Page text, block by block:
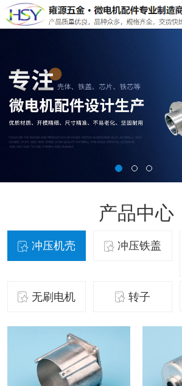
产品中心
冲压机壳
冲压铁盖
无刷电机 转子